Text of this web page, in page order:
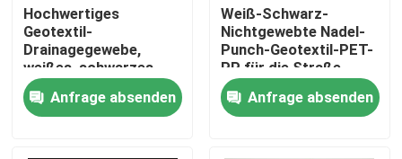
Startseite
Produkte
Videos
Hochwertiges
Geotextil-
Drainagegewebe,
weißes, schwarzes
Tuch, kurz- und
endlosfaseriges,
nadelfilziertes
Anfrage absenden
Weiß-Schwarz-
Nichtgewebte Nadel-
Punch-Geotextil-PET-
PP für die Straße-
Hochstraße-
Eisenbahn
Anfrage absenden